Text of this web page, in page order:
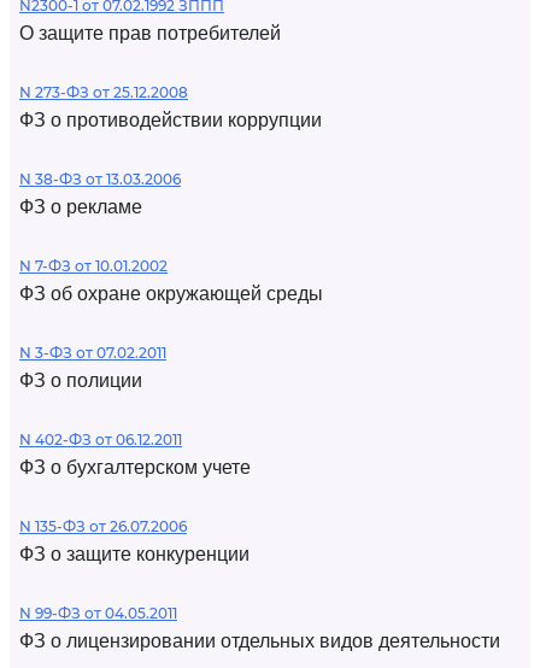
N2300-1 от 07.02.1992 ЗППП
О защите прав потребителей
N 273-ФЗ от 25.12.2008
ФЗ о противодействии коррупции
N 38-ФЗ от 13.03.2006
ФЗ о рекламе
N 7-ФЗ от 10.01.2002
ФЗ об охране окружающей среды
N 3-ФЗ от 07.02.2011
ФЗ о полиции
N 402-ФЗ от 06.12.2011
ФЗ о бухгалтерском учете
N 135-ФЗ от 26.07.2006
ФЗ о защите конкуренции
N 99-ФЗ от 04.05.2011
ФЗ о лицензировании отдельных видов деятельности